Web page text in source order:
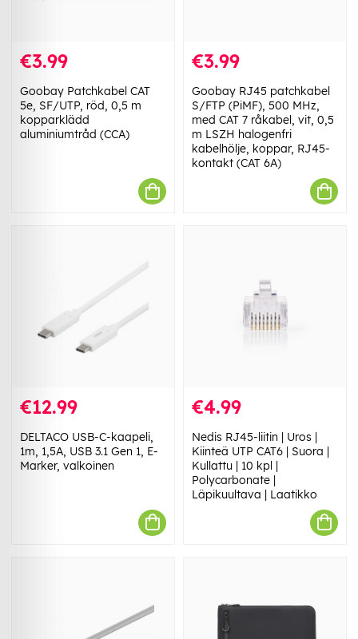
€3.99
Goobay Patchkabel CAT
5e, SF/UTP, röd, 0,5 m
kopparklädd
aluminiumtråd (CCA)
€3.99
Goobay RJ45 patchkabel
S/FTP (PiMF), 500 MHz,
med CAT 7 råkabel, vit, 0,5
m LSZH halogenfri
kabelhölje, koppar, RJ45-
kontakt (CAT 6A)
€12.99
DELTACO USB-C-kaapeli,
1m, 1,5A, USB 3.1 Gen 1, E-
Marker, valkoinen
€4.99
Nedis RJ45-liitin | Uros |
Kiinteä UTP CAT6 | Suora |
Kullattu | 10 kpl |
Polycarbonate |
Läpikuultava | Laatikko